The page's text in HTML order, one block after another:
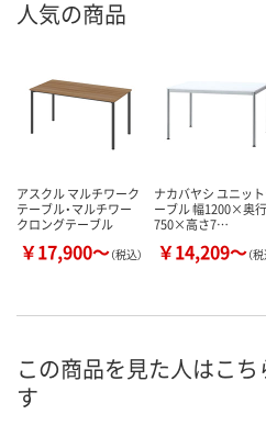
人気の商品
アスクル マルチワーク
テーブル・マルチワー
クロングテーブル
￥17,900～（税込）
ナカバヤシ ユニッ
ーブル 幅1200×奥行
750×高さ7…
￥14,209～（
この商品を見た人はこ
す